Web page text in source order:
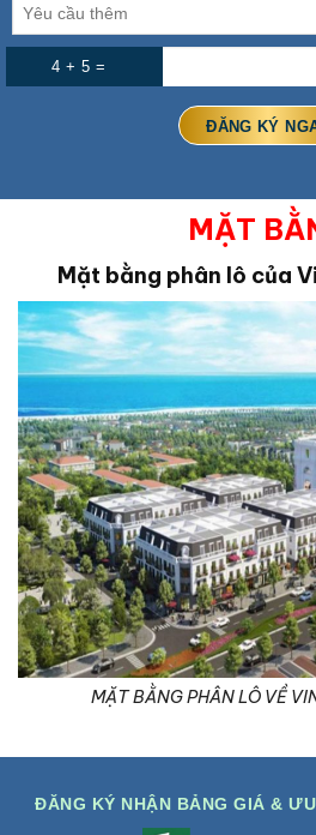
4 + 5 =
MẶT
Mặt bằng phân lô của
MẶT BẰNG PHÂN LÔ VỀ
ĐĂNG KÝ NHẬN BẢNG GIÁ &